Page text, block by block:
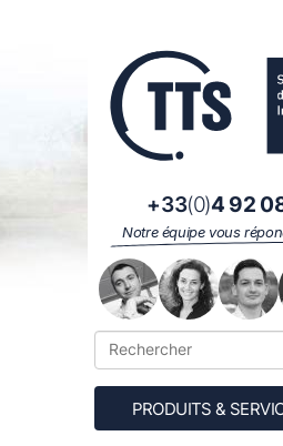
+33(0)4 92
Notre équipe vous